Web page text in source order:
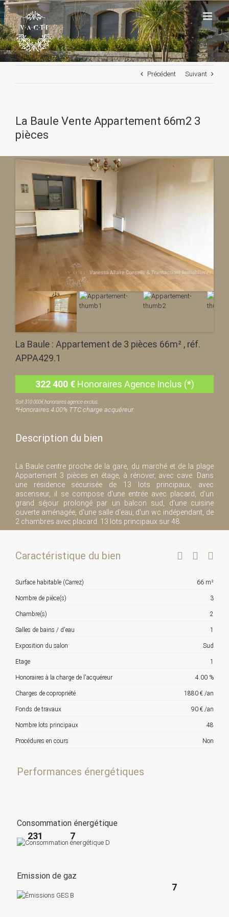
Passer
au
contenu
Précédent Suivant
La Baule Vente Appartement 66m2 3
pièces
La Baule : Appartement de 3 pièces 66m² , réf.
APPA429.1
322 400€ Honoraires Agence Inclus (*)
Soit 310 000€ honoraires agence exclus.
*Honoraires 4.00% TTC charge acquéreur.
Description du bien
La Baule centre proche de la gare, du marché et de la plage
Appartement 3 pièces en étage, à rénover, avec cave. Dans
une résidence sécurisée de 13 lots principaux, avec
ascenseur, il se compose d'une entrée avec placard, d'un
grand séjour prolongé par un balcon sud, d'une cuisine
ouverte aménagée, d'une salle d'eau, d'un wc indépendant, de
2 chambres avec placard. 13 lots principaux sur 48.
Caractéristique du bien
Surface habitable (Carrez) 66 m²
Nombre de pièce(s) 3
Chambre(s) 2
Salles de bains / d'eau 1
Exposition du salon Sud
Etage 1
Honoraires à la charge de l'acquéreur 4.00 %
Charges de copropriété 1880 € /an
Fonds de travaux 90 € /an
Nombre lots principaux 48
Procédures en cours Non
Performances énergétiques
Consommation énergétique
231 7
Emission de gaz
7